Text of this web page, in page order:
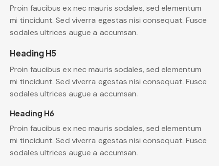
Proin faucibus ex nec mauris sodales, sed elementum
mi tincidunt. Sed viverra egestas nisi consequat. Fusce
sodales ultrices augue a accumsan.
Heading H5
Proin faucibus ex nec mauris sodales, sed elementum
mi tincidunt. Sed viverra egestas nisi consequat. Fusce
sodales ultrices augue a accumsan.
Heading H6
Proin faucibus ex nec mauris sodales, sed elementum
mi tincidunt. Sed viverra egestas nisi consequat. Fusce
sodales ultrices augue a accumsan.